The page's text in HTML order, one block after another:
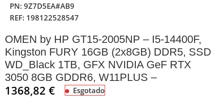
PN:9Z7D5EA#AB9
REF: 198122528547
OMEN by HP GT15-2005NP – I5-14400F,
Kingston FURY 16GB (2x8GB) DDR5, SSD
WD_Black 1TB, GFX NVIDIA GeF RTX
3050 8GB GDDR6, W11PLUS –
1368,82€ Esgotado